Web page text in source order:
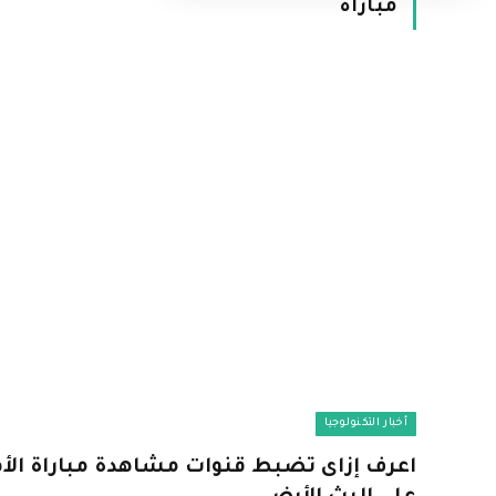
مباراة
أخبار التكنولوجيا
اعرف إزاى تضبط قنوات مشاهدة مباراة